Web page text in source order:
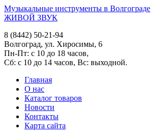
Музыкальные инструменты в Волгограде
ЖИВОЙ ЗВУК
8 (8442) 50-21-94
Волгоград, ул. Хиросимы, 6
Пн-Пт: с 10 до 18 часов,
Сб: с 10 до 14 часов, Вс: выходной.
Главная
О нас
Каталог товаров
Новости
Контакты
Карта сайта